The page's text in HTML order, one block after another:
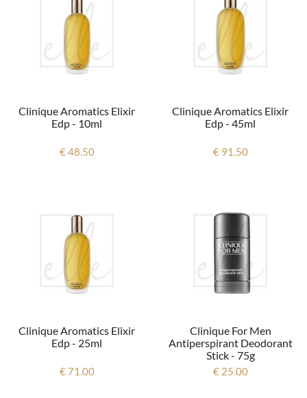
Clinique Aromatics Elixir
Edp - 10ml
€ 48.50
Clinique Aromatics Elixir
Edp - 45ml
€ 91.50
Clinique Aromatics Elixir
Edp - 25ml
€ 71.00
Clinique For Men
Antiperspirant Deodorant
Stick - 75g
€ 25.00